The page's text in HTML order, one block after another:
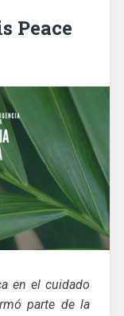
Peace
en el cuidado
parte de la